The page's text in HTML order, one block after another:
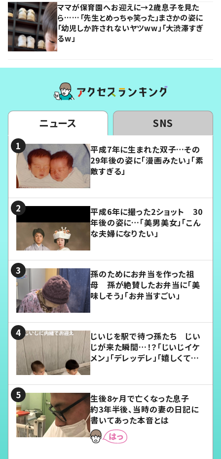
ママが保育園へお迎えに→2歳息子を見た
ら……「先生とめっちゃ笑った」まさかの姿に
「幼児しか許されないヤツww」「大渋滞すぎ
るw」
ニュース SNS
平成7年に生まれた双子…その
29年後の姿に「漫画みたい」「素
敵すぎる」
平成6年に撮った2ショット 30
年後の姿に…「美男美女」「こん
な夫婦になりたい」
孫のためにお弁当を作った祖
母 孫が絶賛したお弁当に「美
味しそう」「お弁当すごい」
じいじを駅で待つ孫たち じい
じが来た瞬間…！？「じいじイケ
メン」「デレッデレ」「嬉しくて可
生後8ヶ月で亡くなった息子
約3年半後、当時の妻の日記に
書いてあった本音とは